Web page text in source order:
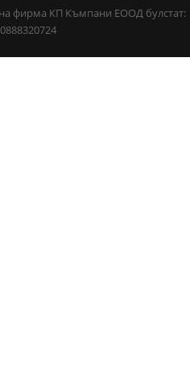
фирма КП Къмпани ЕООД булстат: